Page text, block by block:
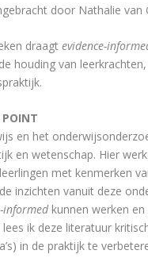
door Nathalie van
draagtevidence-
houding van
en het
en wetenschap. Hier
met kenmerken
inzichten vanuit deze
informedkunnen werken en
ik deze literatuur
in de praktijk te